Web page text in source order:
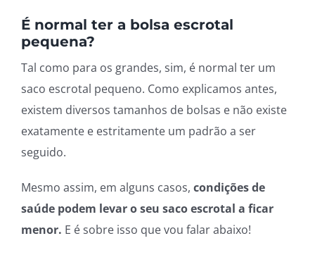
É normal ter a bolsa escrotal
pequena?
Tal como para os grandes, sim, é normal ter um
saco escrotal pequeno. Como explicamos antes,
existem diversos tamanhos de bolsas e não existe
exatamente e estritamente um padrão a ser
seguido.
Mesmo assim, em alguns casos, condições de
saúde podem levar o seu saco escrotal a ficar
menor. E é sobre isso que vou falar abaixo!